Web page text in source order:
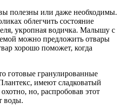
полезны или даже необходимы.
облегчить состояние
укропная водичка. Малышу с
можно предложить отвары
хорошо поможет, когда
готовые гранулированные
имеют сладковатый
но, распробовав этот
воды.